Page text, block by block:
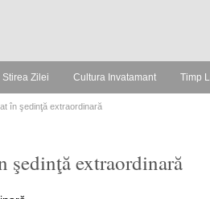
Stirea Zilei Cultura Invatamant Timp
în şedinţă extraordinară
extraordinară